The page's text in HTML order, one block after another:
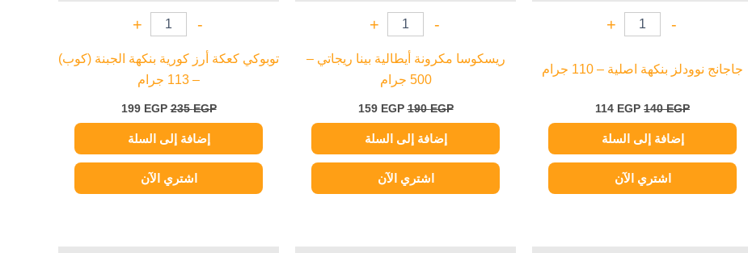
-
+
جاجانج نوودلز بنكهة اصلية – 110 جرام
140EGP
114 EGP
إضافة إلى السلة
اشتري الآن
-
+
ريسكوسا مكرونة أيطالية بينا ريجاتي –
500 جرام
190EGP
159 EGP
إضافة إلى السلة
اشتري الآن
-
+
توبوكي كعكة أرز كورية بنكهة الجبنة (كوب)
– 113 جرام
235EGP
199 EGP
إضافة إلى السلة
اشتري الآن